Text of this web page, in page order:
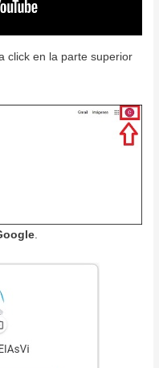
click en la parte superior
.